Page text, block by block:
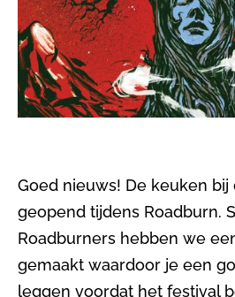
Goed nieuws! De keuken bij
geopend tijdens Roadburn.
Roadburners hebben we
gemaakt waardoor je een
leggen voordat het festival